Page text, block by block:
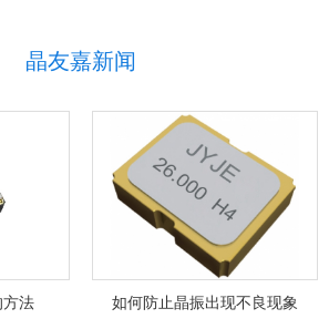
晶友嘉新闻
方法 如何防止晶振出现不良现象